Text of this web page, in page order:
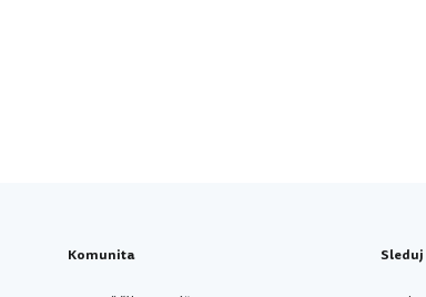
Komunita Sleduj